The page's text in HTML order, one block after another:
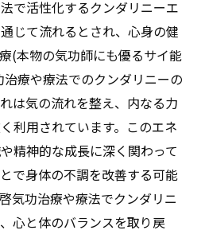
で活性化するクンダリニーエ
じて流れるとされ、心身の健
(本物の気功師にも優るサイ能
療や療法でのクンダリニーの
は気の流れを整え、内なる力
利用されています。このエネ
精神的な成長に深く関わって
で身体の不調を改善する可能
気功治療や療法でクンダリニ
心と体のバランスを取り戻